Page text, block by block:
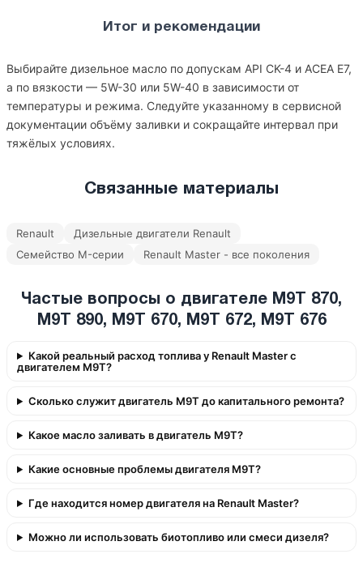
Итог и рекомендации
Выбирайте дизельное масло по допускам API CK-4 и ACEA E7,
а по вязкости — 5W-30 или 5W-40 в зависимости от
температуры и режима. Следуйте указанному в сервисной
документации объёму заливки и сокращайте интервал при
тяжёлых условиях.
Связанные материалы
Renault
Дизельные двигатели Renault
Семейство M-серии
Renault Master - все поколения
Частые вопросы о двигателе M9T 870,
M9T 890, M9T 670, M9T 672, M9T 676
Какой реальный расход топлива у Renault Master с
двигателем M9T?
Сколько служит двигатель M9T до капитального ремонта?
Какое масло заливать в двигатель M9T?
Какие основные проблемы двигателя M9T?
Где находится номер двигателя на Renault Master?
Можно ли использовать биотопливо или смеси дизеля?